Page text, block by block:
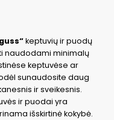
keptuvių ir puodų
naudodami minimalų
keptuvėse ar
sunaudosite daug
ir sveikesnis.
ir puodai yra
išskirtinė kokybė.